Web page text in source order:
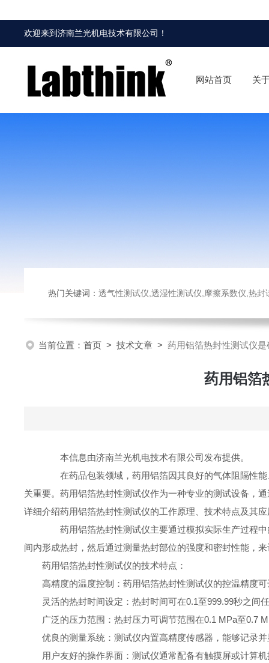
欢迎来到济南兰光机电技术有限公司 ！
网站首页 关
热门关键词： 透气性测试仪,透湿性测试仪,摩擦系数仪,热封试验仪,
当前位置： 首页 > 技术文章 > 药用铝箔热封性测试仪
药用铝箔
本信息由济南兰光机电技术有限公司发布提供。
在药品包装领域，药用铝箔因其良好的气体阻隔性能
关重要。药用铝箔热封性测试仪作为一种专业的测试设备，
详细介绍药用铝箔热封性测试仪的工作原理、技术特点及其
药用铝箔热封性测试仪主要通过模拟实际生产过程中
间内形成热封，然后通过测量热封部位的强度和密封性能，
药用铝箔热封性测试仪的技术特点：
高精度的温度控制：药用铝箔热封性测试仪的控温精度
灵活的热封时间设定：热封时间可在0.1至999.99秒之间
广泛的压力范围：热封压力可调节范围在0.1 MPa至0.7
优良的测量系统：测试仪内置高精度传感器，能够记录
用户友好的操作界面：测试仪通常配备有触摸屏或计算